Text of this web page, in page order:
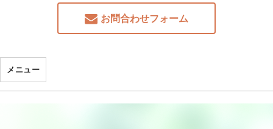
お問合わせフォーム
メニュー